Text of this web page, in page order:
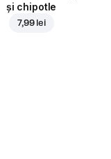
și chipotle
7,99 lei